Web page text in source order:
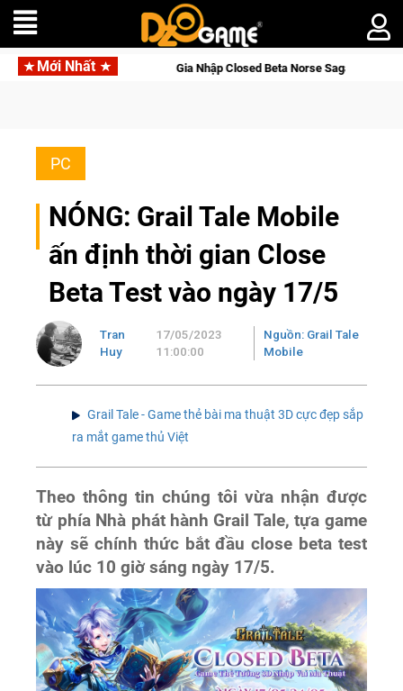
Mới NhấtGia Nhập Closed Beta Norse Saga: Cửu Giới Thức Tỉnh, Săn
PC
NÓNG: Grail Tale Mobile
ấn định thời gian Close
Beta Test vào ngày 17/5
Tran
Huy
17/05/2023
11:00:00
Nguồn: Grail Tale
Mobile
Grail Tale - Game thẻ bài ma thuật 3D cực đẹp sắp
ra mắt game thủ Việt
Theo thông tin chúng tôi vừa nhận được
từ phía Nhà phát hành Grail Tale, tựa game
này sẽ chính thức bắt đầu close beta test
vào lúc 10 giờ sáng ngày 17/5.